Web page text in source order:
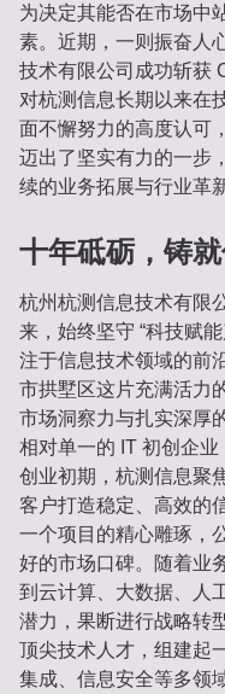
为决定其能否在市场中
素。近期，一则振奋人
技术有限公司成功斩获
对杭测信息长期以来在
面不懈努力的高度认可
迈出了坚实有力的一步
续的业务拓展与行业革
十年砥砺，铸
杭州杭测信息技术有限
来，始终坚守 “科技赋
注于信息技术领域的前
市拱墅区这片充满活力
市场洞察力与扎实深厚
相对单一的 IT 初创企业
创业初期，杭测信息聚
客户打造稳定、高效的
一个项目的精心雕琢，
好的市场口碑。随着业
到云计算、大数据、人
潜力，果断进行战略转
顶尖技术人才，组建起
集成、信息安全等多领